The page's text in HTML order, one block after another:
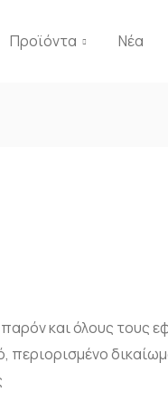
Προϊόντα Νέα
και όλους τους
περιορισμένο